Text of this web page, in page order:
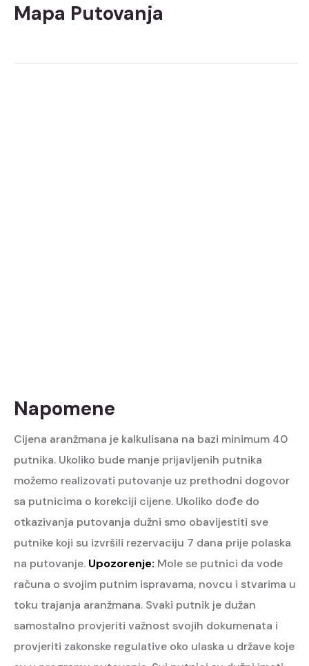
Mapa Putovanja
Napomene
Cijena aranžmana je kalkulisana na bazi minimum 40
putnika. Ukoliko bude manje prijavljenih putnika
možemo realizovati putovanje uz prethodni dogovor
sa putnicima o korekciji cijene. Ukoliko dođe do
otkazivanja putovanja dužni smo obavijestiti sve
putnike koji su izvršili rezervaciju 7 dana prije polaska
na putovanje. Upozorenje: Mole se putnici da vode
računa o svojim putnim ispravama, novcu i stvarima u
toku trajanja aranžmana. Svaki putnik je dužan
samostalno provjeriti važnost svojih dokumenata i
provjeriti zakonske regulative oko ulaska u države koje